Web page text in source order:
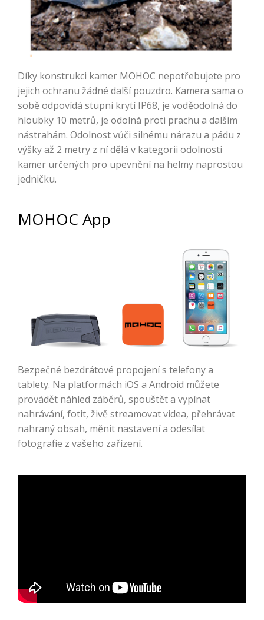
Díky konstrukci kamer MOHOC nepotřebujete pro
jejich ochranu žádné další pouzdro. Kamera sama o
sobě odpovídá stupni krytí IP68, je voděodolná do
hloubky 10 metrů, je odolná proti prachu a dalším
nástrahám. Odolnost vůči silnému nárazu a pádu z
výšky až 2 metry z ní dělá v kategorii odolnosti
kamer určených pro upevnění na helmy naprostou
jedničku.
MOHOC App
Bezpečné bezdrátové propojení s telefony a
tablety. Na platformách iOS a Android můžete
provádět náhled záběrů, spouštět a vypínat
nahrávání, fotit, živě streamovat videa, přehrávat
nahraný obsah, měnit nastavení a odesílat
fotografie z vašeho zařízení.